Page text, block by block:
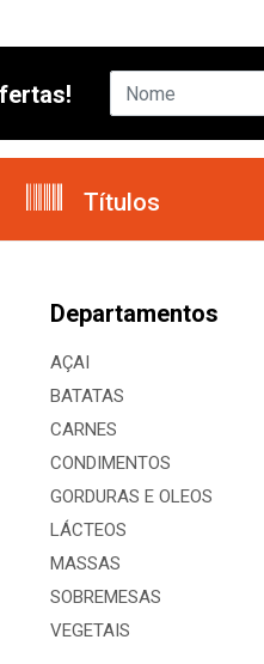
Títulos
Departamentos
AÇAI
BATATAS
CARNES
CONDIMENTOS
GORDURAS E OLEOS
LÁCTEOS
MASSAS
SOBREMESAS
VEGETAIS